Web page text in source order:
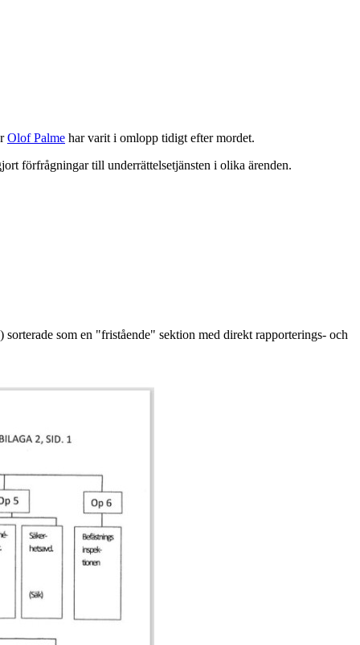
Olof Palme har varit i omlopp tidigt efter mordet.
förfrågningar till underrättelsetjänsten i olika ärenden.
) sorterade som en "fristående" sektion med direkt rapporterings- och